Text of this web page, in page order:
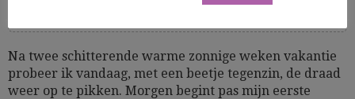
Na twee schitterende warme zonnige weken vakantie
probeer ik vandaag, met een beetje tegenzin, de draad
weer op te pikken. Morgen begint pas mijn eerste